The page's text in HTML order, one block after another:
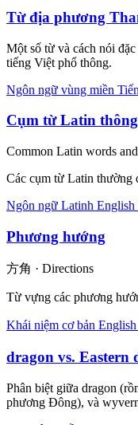
Từ địa phương
Một số từ và cách nói
tiếng Việt phổ thông.
Ngôn ngữ vùng miền
Cụm từ Latin
Common Latin words
Các cụm từ Latin thường
Ngôn ngữ Latinh English
Phương hướng
方角 · Directions
Từ vựng các phương
Khái niệm cơ bản English
dragon vs. Eastern
Phân biệt giữa dragon
phương Đông), và